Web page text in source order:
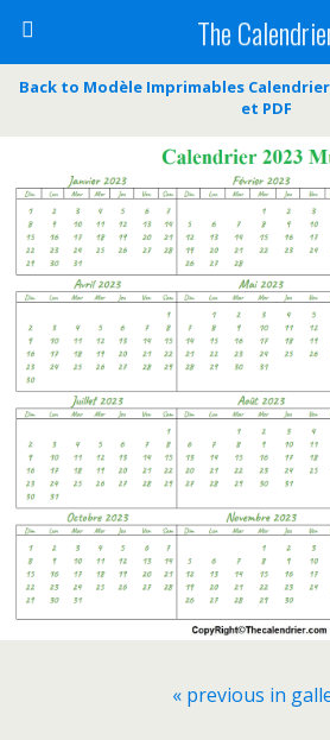
The
Back to Modèle Imprimables
et PDF
« previous in